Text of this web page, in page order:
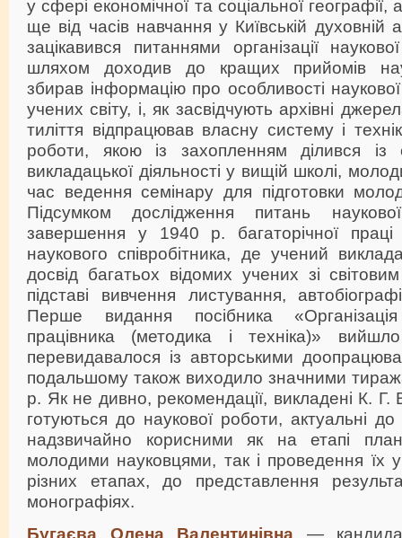
у сфері економічної та соціальної
ще від часів навчання у Київській духовній
зацікавився питаннями організації
шляхом доходив до кращих прийомів
збирав інформацію про особливості
учених світу, і, як засвідчують архівні
тиліття відпрацював власну систему і
роботи, якою із захопленням ділився із
викладацької діяльності у вищій школі,
час ведення семінару для підготовки
Підсумком дослідження питань
завершення у 1940 р. багаторічної праці
наукового співробітника, де учений
досвід багатьох відомих учених зі
підставі вивчення листування,
Перше видання посібника
працівника (методика і техніка)»
перевидавалося із авторськими
подальшому також виходило значними
р. Як не дивно, рекомендації, викладені К.
готуються до наукової роботи, актуальні до
надзвичайно корисними як на етапі
молодими науковцями, так і проведення їх у
різних етапах, до представлення
монографіях.
Бугаєва Олена Валентинівна —